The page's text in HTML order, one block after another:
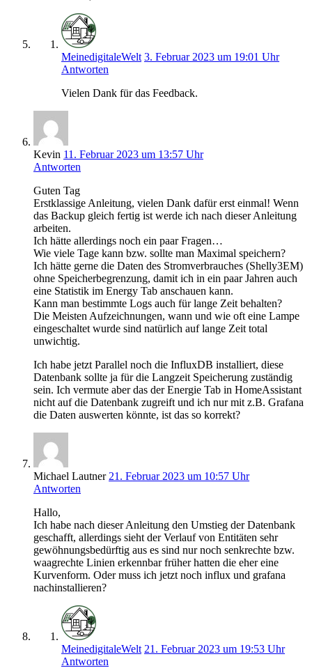
MeinedigitaleWelt 3. Februar 2023 um 19:01 Uhr
Antworten
Vielen Dank für das Feedback.
Kevin 11. Februar 2023 um 13:57 Uhr
Antworten
Guten Tag
Erstklassige Anleitung, vielen Dank dafür erst einmal! Wenn
das Backup gleich fertig ist werde ich nach dieser Anleitung
arbeiten.
Ich hätte allerdings noch ein paar Fragen…
Wie viele Tage kann bzw. sollte man Maximal speichern?
Ich hätte gerne die Daten des Stromverbrauches (Shelly3EM)
ohne Speicherbegrenzung, damit ich in ein paar Jahren auch
eine Statistik im Energy Tab anschauen kann.
Kann man bestimmte Logs auch für lange Zeit behalten?
Die Meisten Aufzeichnungen, wann und wie oft eine Lampe
eingeschaltet wurde sind natürlich auf lange Zeit total
unwichtig.
Ich habe jetzt Parallel noch die InfluxDB installiert, diese
Datenbank sollte ja für die Langzeit Speicherung zuständig
sein. Ich vermute aber das der Energie Tab in HomeAssistant
nicht auf die Datenbank zugreift und ich nur mit z.B. Grafana
die Daten auswerten könnte, ist das so korrekt?
Michael Lautner 21. Februar 2023 um 10:57 Uhr
Antworten
Hallo,
Ich habe nach dieser Anleitung den Umstieg der Datenbank
geschafft, allerdings sieht der Verlauf von Entitäten sehr
gewöhnungsbedürftig aus es sind nur noch senkrechte bzw.
waagrechte Linien erkennbar früher hatten die eher eine
Kurvenform. Oder muss ich jetzt noch influx und grafana
nachinstallieren?
MeinedigitaleWelt 21. Februar 2023 um 19:53 Uhr
Antworten